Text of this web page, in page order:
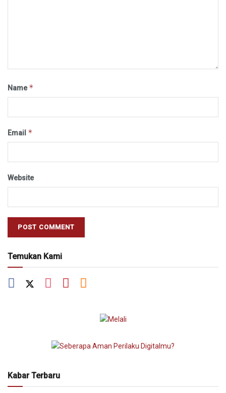
Name*
Email *
Website
Temukan Kami
Kabar Terbaru